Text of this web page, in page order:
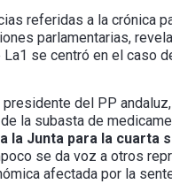
referidas a la crónica
parlamentarias,
se centró en el caso
del PP
la subasta de
Junta para la cuarta
se da voz a otros
afectada por la